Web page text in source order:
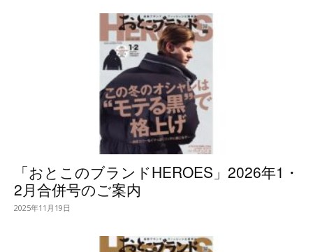
「おとこのブランドHEROES」2026年1・
2月合併号のご案内
2025年11月19日